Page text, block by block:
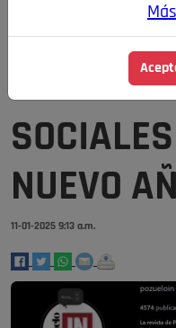
MARKETING EN REDES
NUEVO
11-01-2025 9:13 a.m.